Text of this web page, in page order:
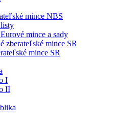
mince NBS
mince a sady
zberateľské mince SR
mince SR
I
II